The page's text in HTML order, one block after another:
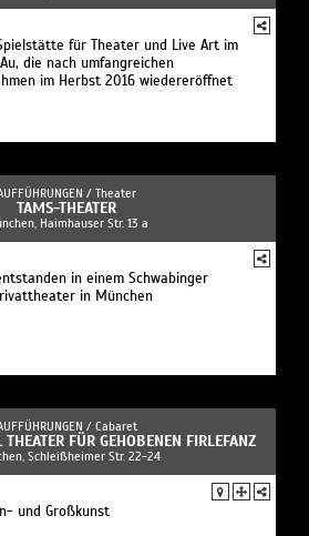
für Theater und Live Art im
die nach umfangreichen
im Herbst 2016 wiedereröffnet
/ Theater
TAMS-THEATER
Haimhauser Str. 13 a
in einem Schwabinger
in München
/ Cabaret
THEATER FÜR GEHOBENEN FIRLEFANZ
Schleißheimer Str. 22-24
und Großkunst